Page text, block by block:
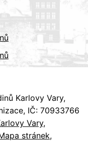
Karlovy Vary,
IČ: 70933766
Vary
stránek